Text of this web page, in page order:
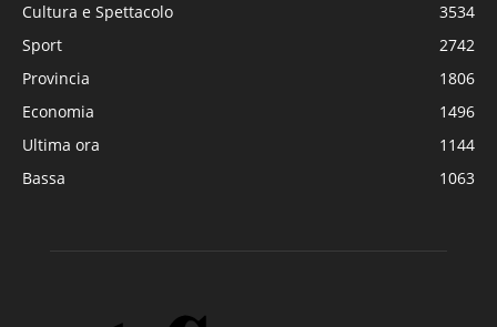
Cultura e Spettacolo
3534
Sport
2742
Provincia
1806
Economia
1496
Ultima ora
1144
Bassa
1063